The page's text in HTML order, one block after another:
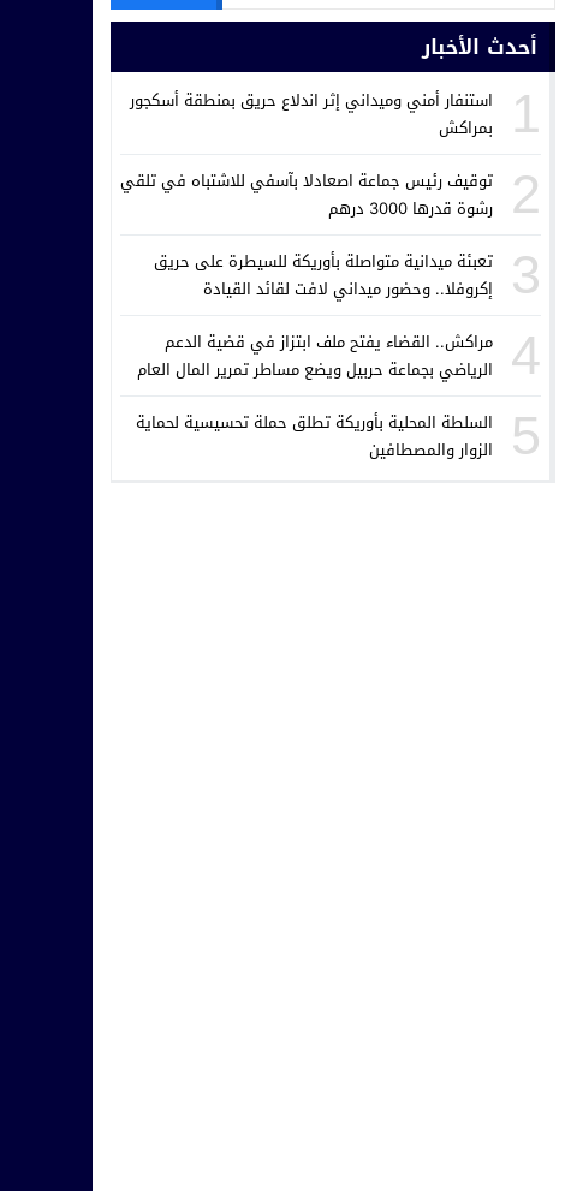
أحدث الأخبار
1
استنفار أمني وميداني إثر اندلاع حريق بمنطقة أسكجور
بمراكش
2
توقيف رئيس جماعة اصعادلا بآسفي للاشتباه في تلقي
رشوة قدرها 3000 درهم
3
تعبئة ميدانية متواصلة بأوريكة للسيطرة على حريق
إكروفلا.. وحضور ميداني لافت لقائد القيادة
4
مراكش.. القضاء يفتح ملف ابتزاز في قضية الدعم
الرياضي بجماعة حربيل ويضع مساطر تمرير المال العام
5
السلطة المحلية بأوريكة تطلق حملة تحسيسية لحماية
الزوار والمصطافين